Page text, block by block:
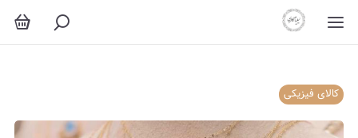
کالای فیزیکی